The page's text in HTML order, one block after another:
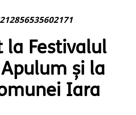
la Festivalul
și la
Iara